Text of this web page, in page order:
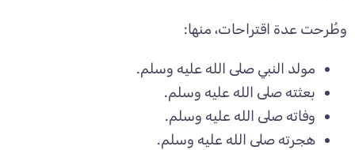
وطُرحت عدة اقتراحات، منها:
مولد النبي صلى الله عليه وسلم.
بعثته صلى الله عليه وسلم.
وفاته صلى الله عليه وسلم.
هجرته صلى الله عليه وسلم.